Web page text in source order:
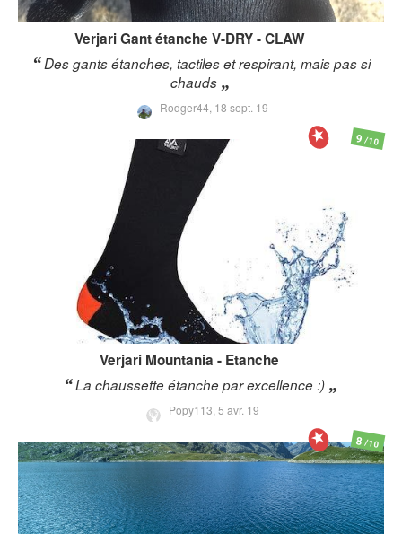
Verjari Gant étanche V-DRY - CLAW
Des gants étanches, tactiles et respirant, mais pas si
chauds
Rodger44, 18 sept. 19
Verjari Mountania - Etanche
La chaussette étanche par excellence :)
Popy113, 5 avr. 19
9/10
8/10